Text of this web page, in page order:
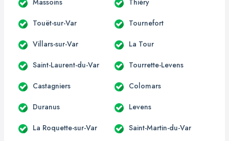
Touët-sur-Var Tournefort
Villars-sur-Var La Tour
Saint-Laurent-du-Var Tourrette-Levens
Castagniers Colomars
Duranus Levens
La Roquette-sur-Var Saint-Martin-du-Var